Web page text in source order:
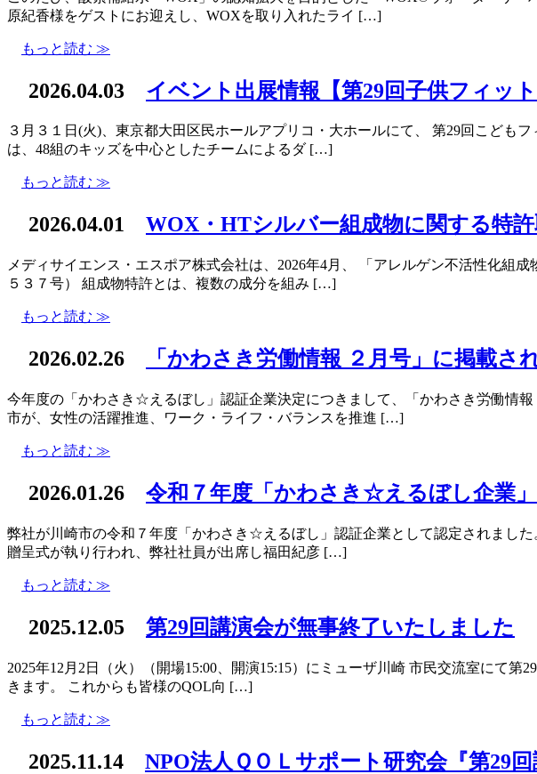
原紀香様をゲストにお迎えし、WOXを取り入れたライ […]
もっと読む ≫
2026.04.03 イベント出展情報【第29回子供フィッ
３月３１日(火)、東京都大田区民ホールアプリコ・大ホールにて、 第29回こども
は、48組のキッズを中心としたチームによるダ […]
もっと読む ≫
2026.04.01 WOX・HTシルバー組成物に関する特許
メディサイエンス・エスポア株式会社は、2026年4月、 「アレルゲン不活性化組
５３７号） 組成物特許とは、複数の成分を組み […]
もっと読む ≫
2026.02.26 「かわさき労働情報 ２月号」に掲載さ
今年度の「かわさき☆えるぼし」認証企業決定につきまして、「かわさき労働情
市が、女性の活躍推進、ワーク・ライフ・バランスを推進 […]
もっと読む ≫
2026.01.26 令和７年度「かわさき☆えるぼし企業」
弊社が川崎市の令和７年度「かわさき☆えるぼし」認証企業として認定されまし
贈呈式が執り行われ、弊社社員が出席し福田紀彦 […]
もっと読む ≫
2025.12.05 第29回講演会が無事終了いたしました
2025年12月2日（火）（開場15:00、開演15:15）にミューザ川崎 市民交流室にて
きます。 これからも皆様のQOL向 […]
もっと読む ≫
2025.11.14 NPO法人ＱＯＬサポート研究会『第29